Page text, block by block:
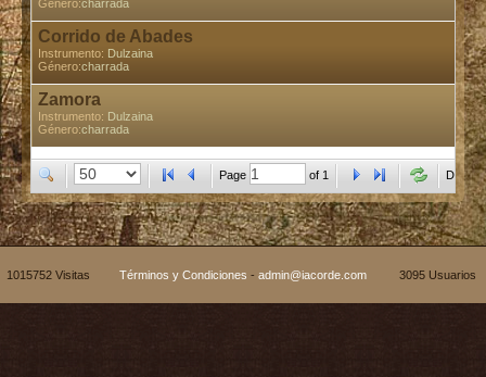
Género:charrada
Corrido de Abades
Instrumento: Dulzaina
Género:charrada
Zamora
Instrumento: Dulzaina
Género:charrada
Page of 1
1015752 Visitas Términos y Condiciones - admin@iacorde.com 3095 Usuarios